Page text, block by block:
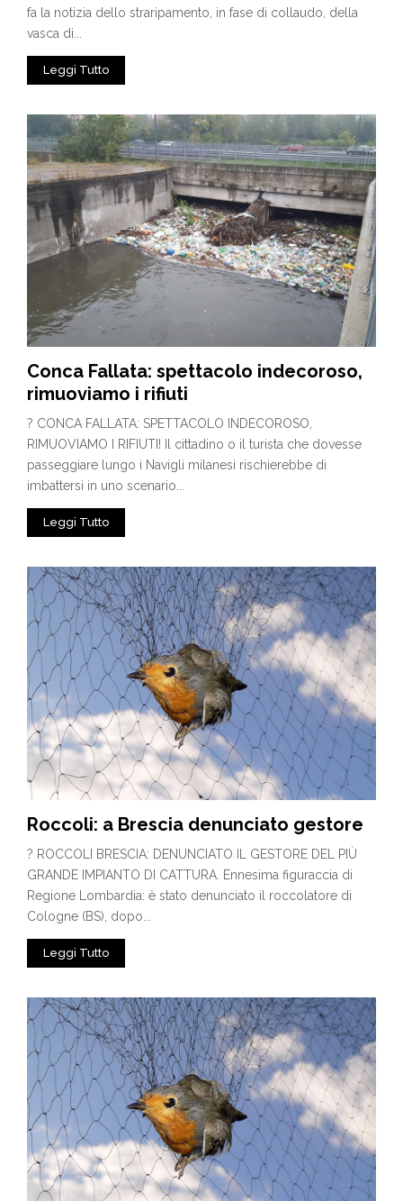
fa la notizia dello straripamento, in fase di collaudo, della
vasca di...
Leggi Tutto
Conca Fallata: spettacolo indecoroso,
rimuoviamo i rifiuti
? CONCA FALLATA: SPETTACOLO INDECOROSO,
RIMUOVIAMO I RIFIUTI! Il cittadino o il turista che dovesse
passeggiare lungo i Navigli milanesi rischierebbe di
imbattersi in uno scenario...
Leggi Tutto
Roccoli: a Brescia denunciato gestore
? ROCCOLI BRESCIA: DENUNCIATO IL GESTORE DEL PIÙ
GRANDE IMPIANTO DI CATTURA. Ennesima figuraccia di
Regione Lombardia: è stato denunciato il roccolatore di
Cologne (BS), dopo...
Leggi Tutto